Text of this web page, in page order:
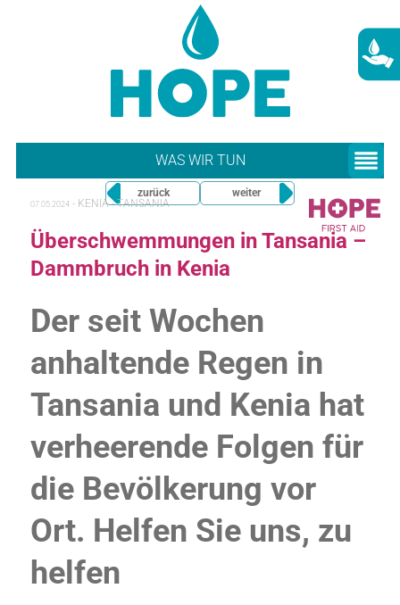
WAS WIR TUN
zurück weiter
07.05.2024 - KENIA - TANSANIA
Überschwemmungen in Tansania –
Dammbruch in Kenia
Der seit Wochen
anhaltende Regen in
Tansania und Kenia hat
verheerende Folgen für
die Bevölkerung vor
Ort. Helfen Sie uns, zu
helfen